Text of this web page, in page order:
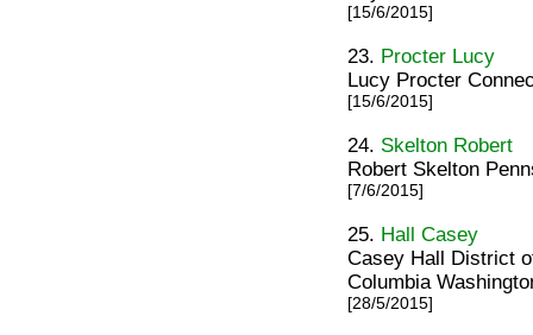
[15/6/2015]
23. Procter Lucy
Lucy Procter
[15/6/2015]
24. Skelton Robert
Robert Skelton
[7/6/2015]
25. Hall Casey
Casey Hall District
Columbia
[28/5/2015]